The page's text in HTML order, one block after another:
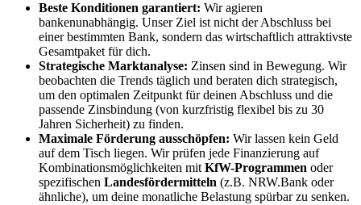
Beste Konditionen garantiert: Wir agieren
bankenunabhängig. Unser Ziel ist nicht der Abschluss bei
einer bestimmten Bank, sondern das wirtschaftlich attraktivste
Gesamtpaket für dich.
Strategische Marktanalyse: Zinsen sind in Bewegung. Wir
beobachten die Trends täglich und beraten dich strategisch,
um den optimalen Zeitpunkt für deinen Abschluss und die
passende Zinsbindung (von kurzfristig flexibel bis zu 30
Jahren Sicherheit) zu finden.
Maximale Förderung ausschöpfen: Wir lassen kein Geld
auf dem Tisch liegen. Wir prüfen jede Finanzierung auf
Kombinationsmöglichkeiten mit KfW-Programmen oder
spezifischen Landesfördermitteln (z.B. NRW.Bank oder
ähnliche), um deine monatliche Belastung spürbar zu senken.